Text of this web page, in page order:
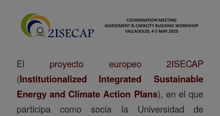
El proyecto europeo 2ISECAP
(Institutionalized Integrated Sustainable
Energy and Climate Action Plans), en el que
participa como socia la Universidad de